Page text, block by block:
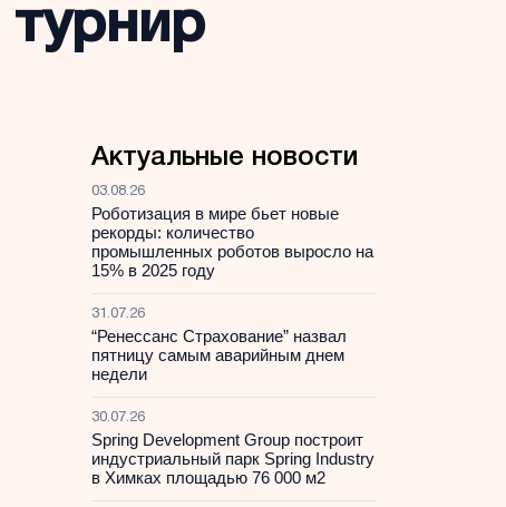
Актуальные новости
03.08.26
Роботизация в мире бьет новые
рекорды: количество
промышленных роботов выросло на
15% в 2025 году
31.07.26
“Ренессанс Страхование” назвал
пятницу самым аварийным днем
недели
30.07.26
Spring Development Group построит
индустриальный парк Spring Industry
в Химках площадью 76 000 м2